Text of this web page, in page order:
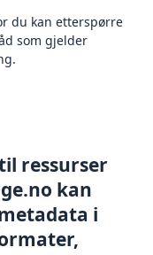
du kan etterspørre
som gjelder
ressurser
kan
i